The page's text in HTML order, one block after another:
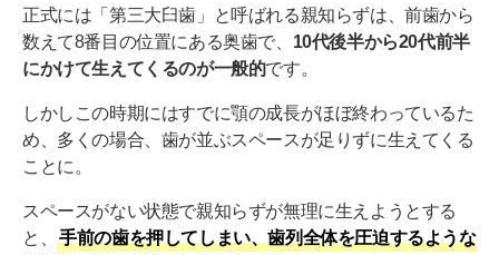
正式には「第三大臼歯」と呼ばれる親知らずは、前歯から
数えて8番目の位置にある奥歯で、 10代後半から20代前半
にかけて生えてくるのが一般的です。
しかしこの時期にはすでに顎の成長がほぼ終わっているた
め、多くの場合、歯が並ぶスペースが足りずに生えてくる
ことに。
スペースがない状態で親知らずが無理に生えようとする
と、
手前の歯を押してしまい、歯列全体を圧迫するような